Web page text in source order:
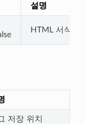
설명
HTML 서식 사
저장 위치